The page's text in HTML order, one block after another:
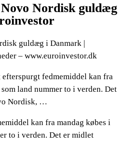
Nordisk guldæg
guldæg i Danmark |
– www.euroinvestor.dk
fedmemiddel kan fra
land nummer to i verden. Det
Nordisk, …
kan fra mandag købes i
to i verden. Det er midlet